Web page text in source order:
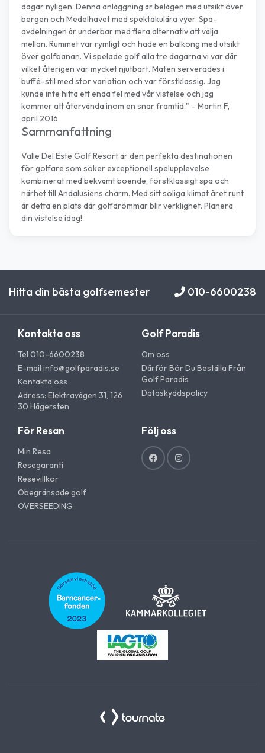
dagar nyligen. Denna anläggning är belägen med utsikt över
bergen och Medelhavet med spektakulära vyer. Spa-
avdelningen är underbar med flera alternativ att välja
mellan. Rummet var rymligt och hade en balkong med utsikt
över golfbanan. Vi spelade golf alla tre dagarna vi var där
vilket återigen var mycket njutbart. Maten serverades i
buffé-stil med stor variation och var förstklassig. Jag
kunde inte hitta ett enda fel med vår vistelse och jag
kommer att återvända inom en snar framtid." – Martin F,
april 2016
Sammanfattning
Valle Del Este Golf Resort är den perfekta destinationen
för golfare som söker exceptionell spelupplevelse
kombinerat med bekvämt boende, förstklassigt spa och
närhet till Andalusiens charm. Med sitt soliga klimat året runt
är detta en plats där golfdrömmar blir verklighet. Planera
din vistelse idag!
Hitta din bästa golfsemester 010-6600238
Kontakta oss
Tel 010-6600238
E-mail info@golfparadis.se
Kontakta oss
Adress: Elektravägen 31, 126
30 Hägersten
Golf Paradis
Om oss
Därför Bör Du Beställa Från
Golf Paradis
Dataskyddspolicy
För Resan
Min Resa
Resegaranti
Resevillkor
Obegränsade golf
OVERSEEDING
Följ oss